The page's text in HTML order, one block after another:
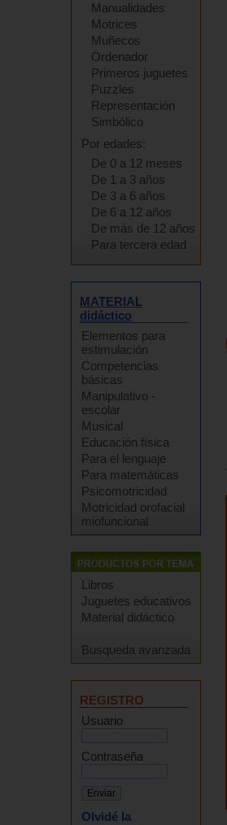
Manualidades
Motrices
Muñecos
Ordenador
Primeros juguetes
Puzzles
Representación
Simbólico
Por edades:
De 0 a 12 meses
De 1 a 3 años
De 3 a 6 años
De 6 a 12 años
De más de 12 años
Para tercera edad
MATERIAL
didáctico
Elementos para
estimulación
Competencias
básicas
Manipulativo -
escolar
Musical
Educación física
Para el lenguaje
Para matemáticas
Psicomotricidad
Motricidad orofacial
miofuncional
Libros
Juguetes educativos
Material didáctico
Busqueda avanzada
REGISTRO
Usuario
Contraseña
Olvidé la